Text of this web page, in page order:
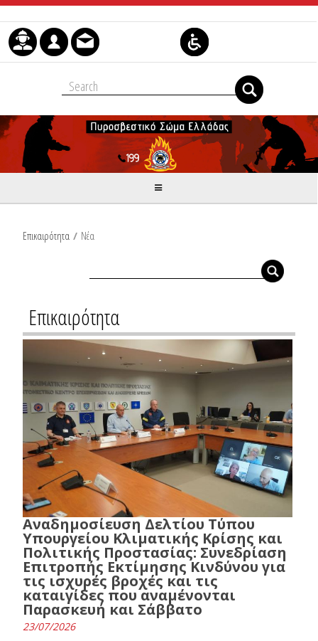
Skip to Content
Επικαιρότητα / Νέα
Επικαιρότητα
Αναδημοσίευση Δελτίου Τύπου
Υπουργείου Κλιματικής Κρίσης και
Πολιτικής Προστασίας: Συνεδρίαση
Επιτροπής Εκτίμησης Κινδύνου για
τις ισχυρές βροχές και τις
καταιγίδες που αναμένονται
Παρασκευή και Σάββατο
23/07/2026